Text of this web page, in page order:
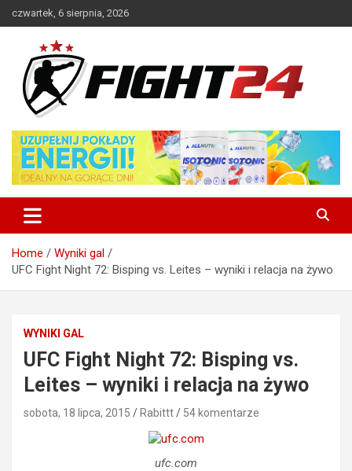
to
czwartek, 6 sierpnia, 2026
FIGHT24.PL – MMA i K-1, UFC
Home
Wyniki gal
UFC Fight Night 72: Bisping vs. Leites – wyniki i relacja na żywo
WYNIKI GAL
UFC Fight Night 72: Bisping vs.
Leites – wyniki i relacja na żywo
sobota, 18 lipca, 2015 Rabittt 54 komentarze
ufc.com